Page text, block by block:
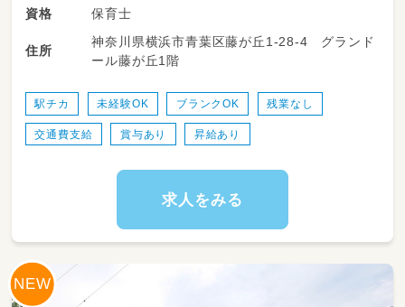
・登園・降園時の子どもたちの受け入れ＆受け渡
し
・主担任としての日常的な保育実践（室内遊び、
・食事、排せつ、着替えなど基本的生活習慣のサ
ポート指導
・行事や季節イベントの企画・準備・進行（無理の
・クラス運営にともなう指導計画（日案・月案な
ど）や連絡帳の作成・記入
の対応
※小規模園だからこそ、子どもたち全員の顔と
名前がしっかり把握でき、丁寧な関わりができ
資格 保育士
住所
神奈川県横浜市青葉区藤が丘1-28-4 グランド
ール藤が丘1階
駅チカ 未経験OK ブランクOK 残業なし
交通費支給 賞与あり 昇給あり
求人をみる